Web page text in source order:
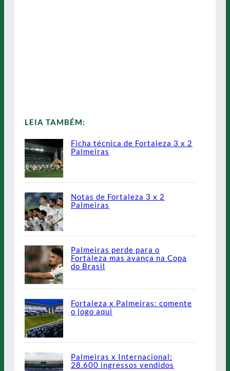
LEIA TAMBÉM:
Ficha técnica de Fortaleza 3 x 2
Palmeiras
Notas de Fortaleza 3 x 2
Palmeiras
Palmeiras perde para o
Fortaleza mas avança na Copa
do Brasil
Fortaleza x Palmeiras: comente
o jogo aqui
Palmeiras x Internacional:
28.600 ingressos vendidos